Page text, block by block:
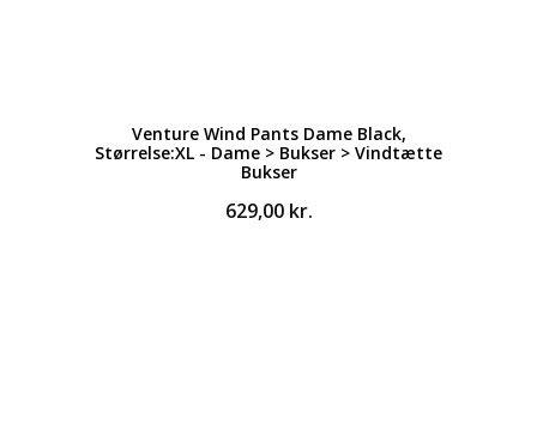
Venture Wind Pants Dame Black,
Størrelse:XL - Dame > Bukser > Vindtætte
Bukser
629,00 kr.